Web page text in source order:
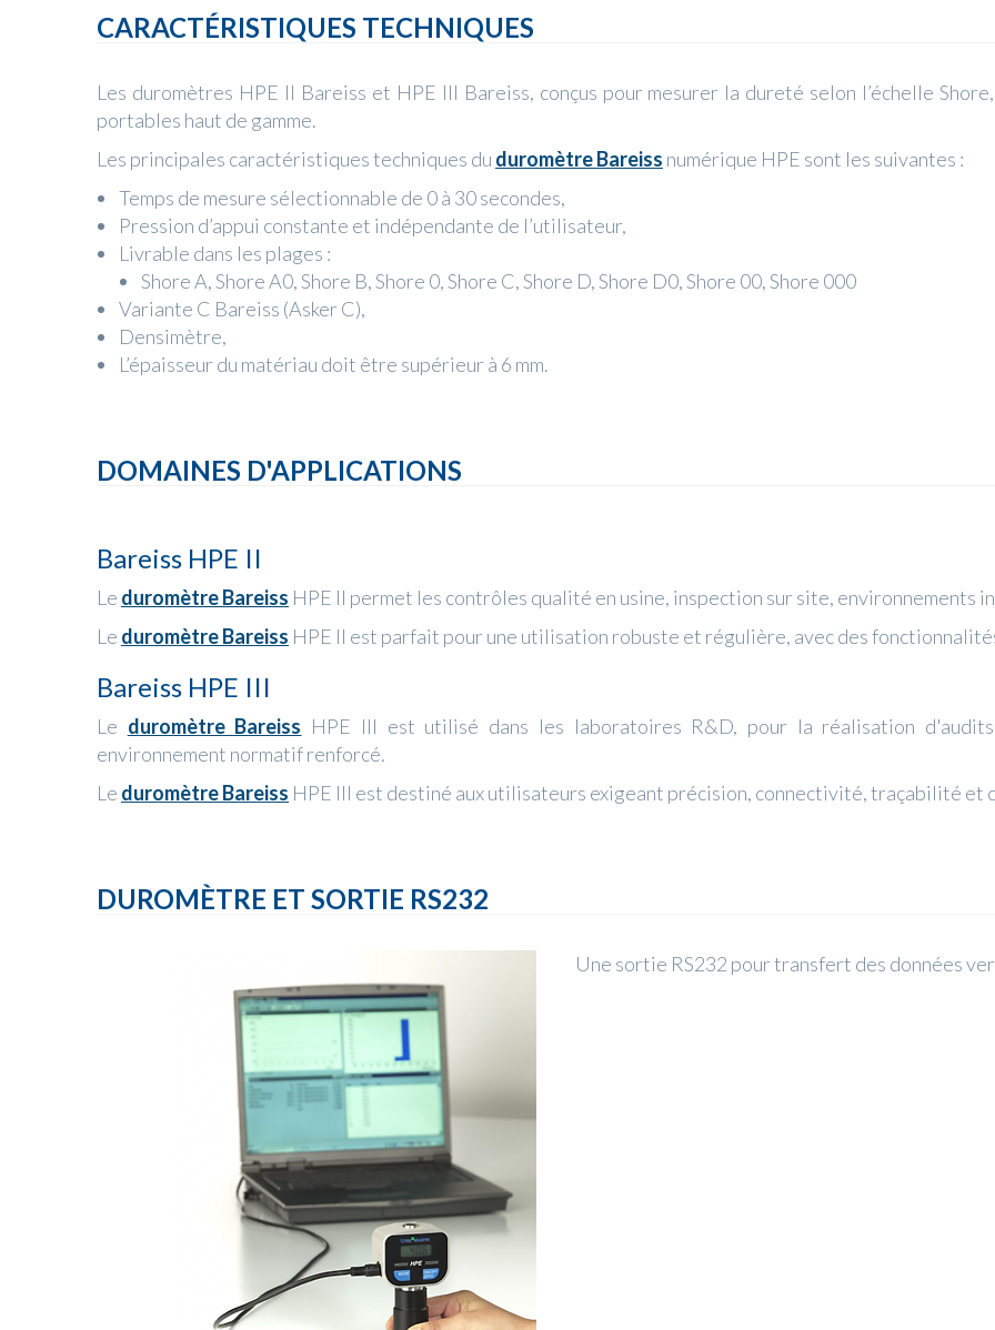
CARACTÉRISTIQUES TECHNIQUES
Les duromètres HPE II Bareiss et HPE III Bareiss, conçus pour mesurer la dureté selon l’échelle
portables haut de gamme.
Les principales caractéristiques techniques du duromètre Bareiss numérique HPE sont les suivantes :
Temps de mesure sélectionnable de 0 à 30 secondes,
Pression d’appui constante et indépendante de l’utilisateur,
Livrable dans les plages :
Shore A, Shore A0, Shore B, Shore 0, Shore C, Shore D, Shore D0, Shore 00, Shore 000
Variante C Bareiss (Asker C),
Densimètre,
L’épaisseur du matériau doit être supérieur à 6 mm.
DOMAINES D'APPLICATIONS
Bareiss HPE II
Le duromètre Bareiss HPE II permet les contrôles qualité en usine, inspection sur site, environnements
Le duromètre Bareiss HPE II est parfait pour une utilisation robuste et régulière, avec des
Bareiss HPE III
Le duromètre Bareiss HPE III est utilisé dans les laboratoires R&D, pour la réalisation
environnement normatif renforcé.
Le duromètre Bareiss HPE III est destiné aux utilisateurs exigeant précision, connectivité, traçabilité et
DUROMÈTRE ET SORTIE RS232
Une sortie RS232 pour transfert des données